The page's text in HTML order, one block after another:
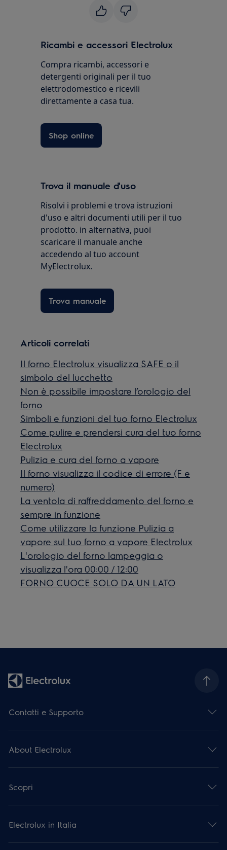
Ricambi e accessori Electrolux
Compra ricambi, accessori e
detergenti originali per il tuo
elettrodomestico e ricevili
direttamente a casa tua.
Shop online
Trova il manuale d'uso
Risolvi i problemi e trova istruzioni
d'uso e altri documenti utili per il tuo
prodotto. in alternativa, puoi
scaricare il manuale anche
accedendo al tuo account
MyElectrolux.
Trova manuale
Articoli correlati
Il forno Electrolux visualizza SAFE o il
simbolo del lucchetto
Non è possibile impostare l’orologio del
forno
Simboli e funzioni del tuo forno Electrolux
Come pulire e prendersi cura del tuo forno
Electrolux
Pulizia e cura del forno a vapore
Il forno visualizza il codice di errore (F e
numero)
La ventola di raffreddamento del forno e
sempre in funzione
Come utilizzare la funzione Pulizia a
vapore sul tuo forno a vapore Electrolux
L'orologio del forno lampeggia o
visualizza l'ora 00:00 / 12:00
FORNO CUOCE SOLO DA UN LATO
Contatti e Supporto
About Electrolux
Scopri
Electrolux in Italia